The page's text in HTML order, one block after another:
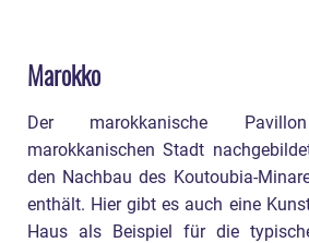
Marokko
Der marokkanische
marokkanischen Stadt
den Nachbau des Koutoubia-
enthält. Hier gibt es auch eine
Haus als Beispiel für die